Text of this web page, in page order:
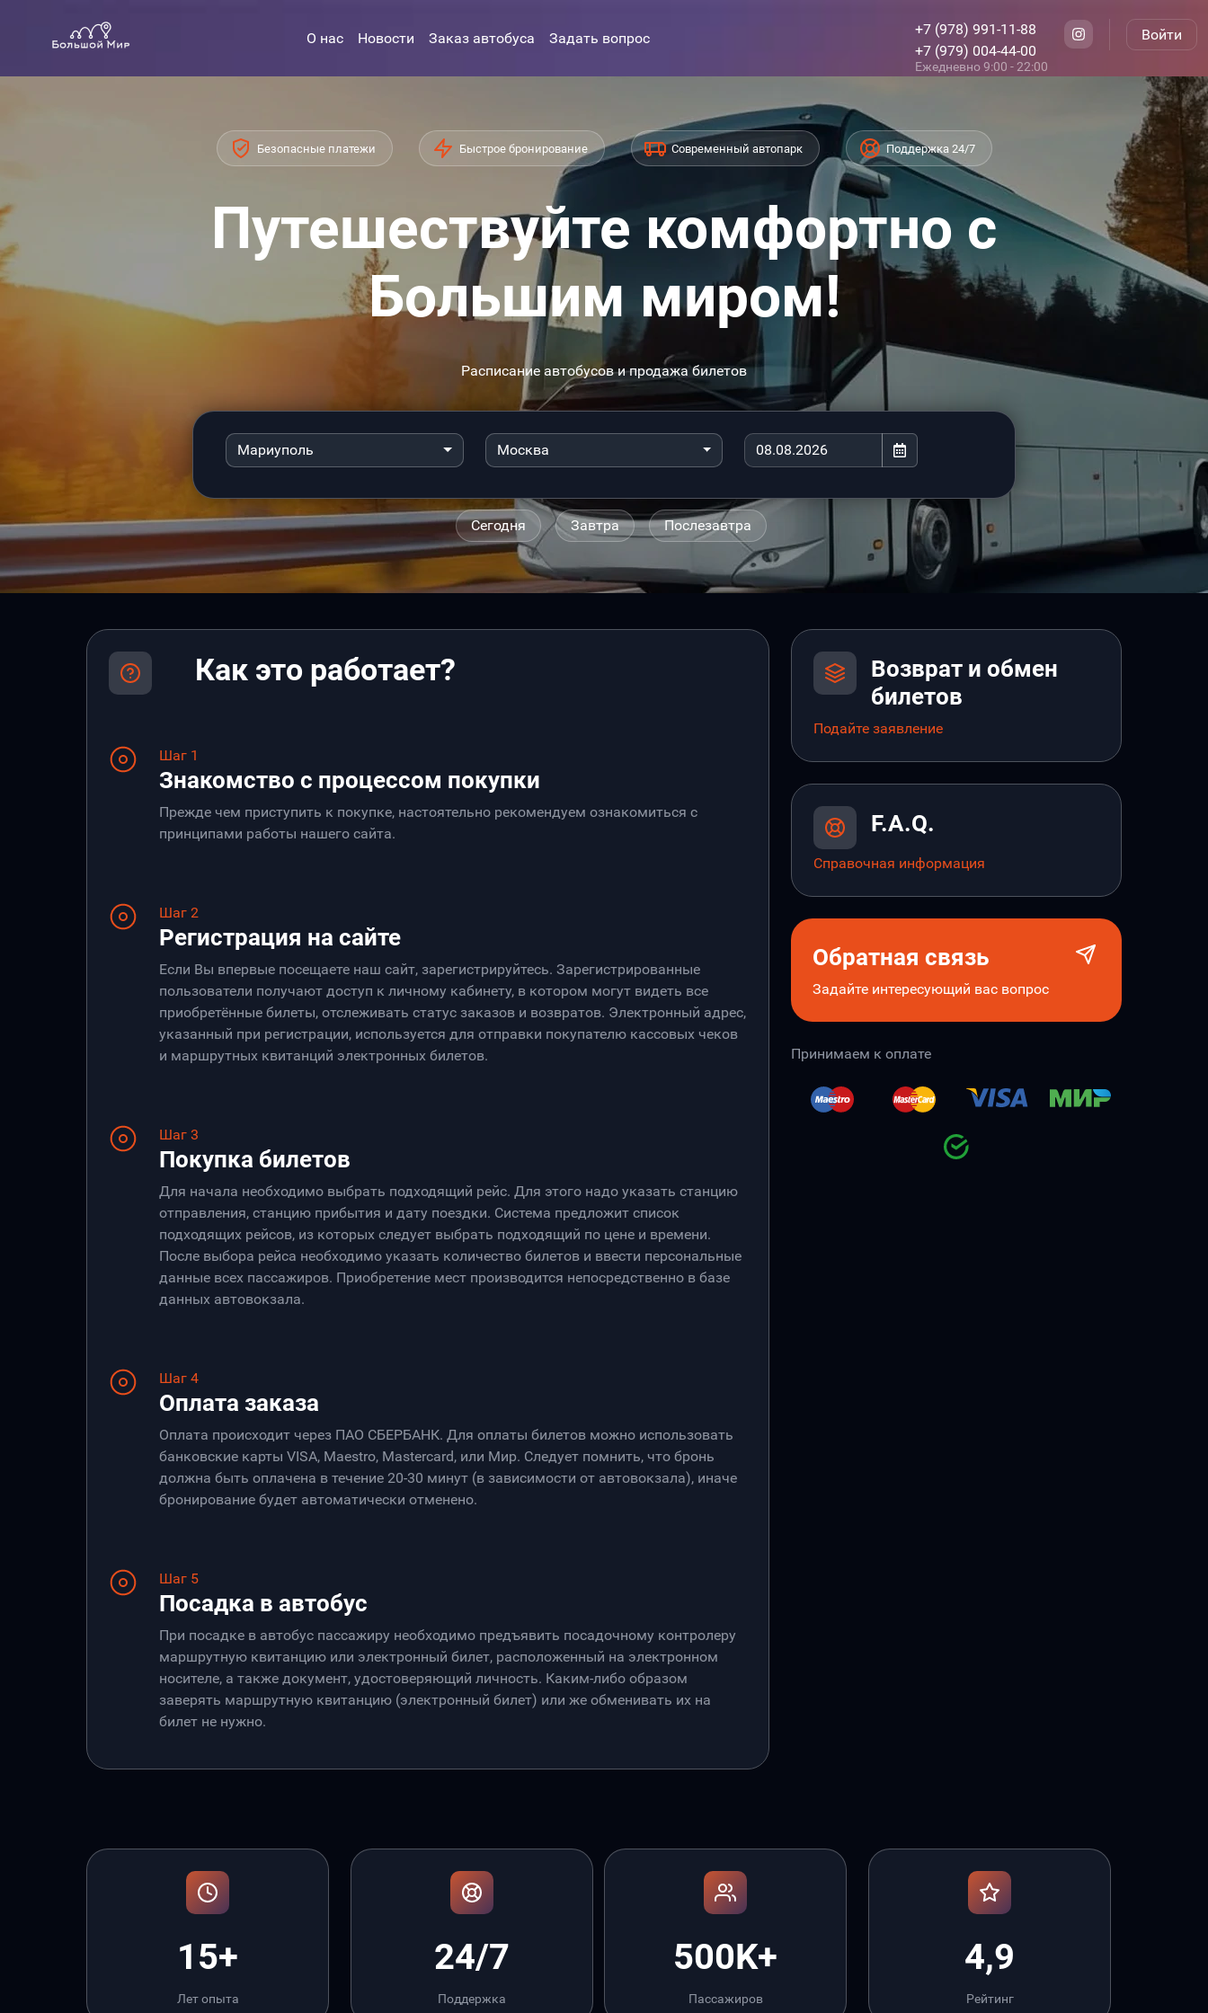
О нас Новости Заказ автобуса Задать вопрос
+7 (978) 991-11-88
+7 (979) 004-44-00
Ежедневно 9:00 - 22:00
Войти
Безопасные платежи Быстрое бронирование Современный автопарк Поддержка 24/7
Путешествуйте комфортно с
Большим миром!
Расписание автобусов и продажа билетов
Мариуполь Москва
Сегодня Завтра Послезавтра
Как это работает?
Шаг 1
Знакомство с процессом покупки
Прежде чем приступить к покупке, настоятельно рекомендуем ознакомиться с
принципами работы нашего сайта.
Шаг 2
Регистрация на сайте
Если Вы впервые посещаете наш сайт, зарегистрируйтесь. Зарегистрированные
пользователи получают доступ к личному кабинету, в котором могут видеть все
приобретённые билеты, отслеживать статус заказов и возвратов. Электронный адрес,
указанный при регистрации, используется для отправки покупателю кассовых чеков
и маршрутных квитанций электронных билетов.
Шаг 3
Покупка билетов
Для начала необходимо выбрать подходящий рейс. Для этого надо указать станцию
отправления, станцию прибытия и дату поездки. Система предложит список
подходящих рейсов, из которых следует выбрать подходящий по цене и времени.
После выбора рейса необходимо указать количество билетов и ввести персональные
данные всех пассажиров. Приобретение мест производится непосредственно в базе
данных автовокзала.
Шаг 4
Оплата заказа
Оплата происходит через ПАО СБЕРБАНК. Для оплаты билетов можно использовать
банковские карты VISA, Maestro, Mastercard, или Мир. Следует помнить, что бронь
должна быть оплачена в течение 20-30 минут (в зависимости от автовокзала), иначе
бронирование будет автоматически отменено.
Шаг 5
Посадка в автобус
При посадке в автобус пассажиру необходимо предъявить посадочному контролеру
маршрутную квитанцию или электронный билет, расположенный на электронном
носителе, а также документ, удостоверяющий личность. Каким-либо образом
заверять маршрутную квитанцию (электронный билет) или же обменивать их на
билет не нужно.
Возврат и обмен
билетов
Подайте заявление
F.A.Q.
Справочная информация
Обратная связь
Задайте интересующий вас вопрос
Принимаем к оплате
15+
Лет опыта
24/7
Поддержка
500K+
Пассажиров
4,9
Рейтинг